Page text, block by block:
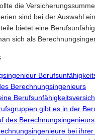
die
sind bei der Auswahl
bietet eine
sich als
Berechnungsingenieurs
gibt es in der
des
bei